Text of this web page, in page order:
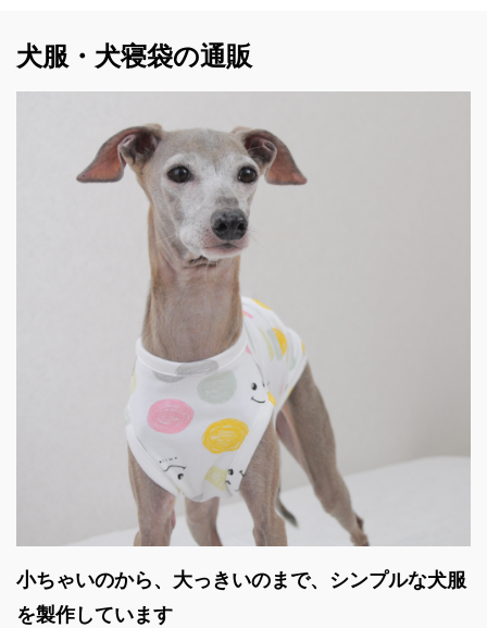
犬服・犬寝袋の通販
小ちゃいのから、大っきいのまで、シンプルな犬服
を製作しています